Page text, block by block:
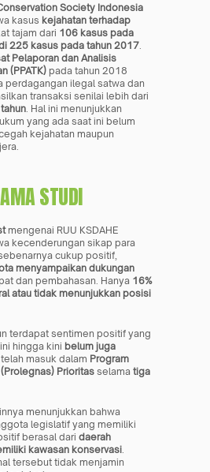
Society Indonesia
kasus kejahatan terhadap
tajam dari 106 kasus pada
225 kasus pada tahun 2017
Pelaporan dan Analisis
(PPATK) pada tahun 2018
perdagangan ilegal satwa dan
. Hal ini menunjukkan
yang ada saat ini belum
kejahatan maupun
STUDI
mengenai RUU KSDAHE
kecenderungan sikap para
cukup positif,
menyampaikan dukungan
dan pembahasan. Hanya 16%
atau tidak menunjukkan posisi
terdapat sentimen positif yang
hingga kini belum juga
telah masuk dalam Program
Prioritas selama tiga
menunjukkan bahwa
legislatif yang memiliki
berasal dari daerah
kawasan konservasi
tersebut tidak menjamin